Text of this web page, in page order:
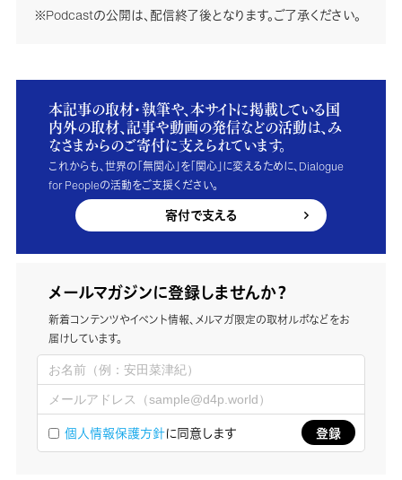
※Podcastの公開は、配信終了後となります。ご了承ください。
本記事の取材・執筆や、本サイトに掲載している国
内外の取材、記事や動画の発信などの活動は、み
なさまからのご寄付に支えられています。
これからも、世界の「無関心」を「関心」に変えるために、Dialogue
for Peopleの活動をご支援ください。
寄付で支える
メールマガジンに登録しませんか？
新着コンテンツやイベント情報、メルマガ限定の取材ルポなどをお
届けしています。
個人情報保護方針に同意します